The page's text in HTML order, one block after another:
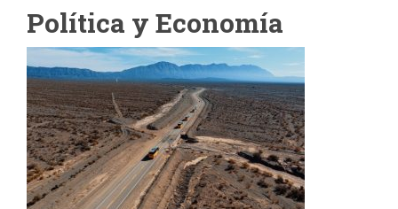
Política y Economía